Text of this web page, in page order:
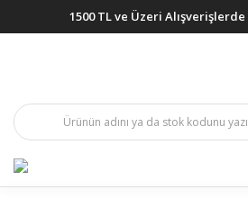
1500 TL ve Üzeri Alışverişlerde